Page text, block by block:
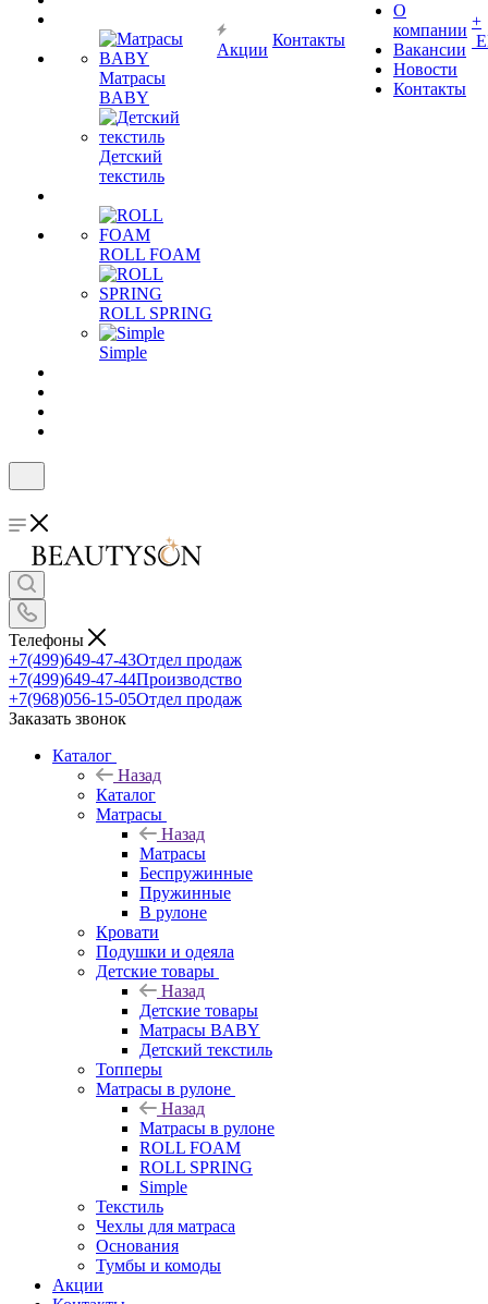
Матрасы
BABY
Детский
текстиль
ROLL FOAM
ROLL SPRING
Simple
Акции
Контакты
О
компании
Вакансии
Новости
Контакты
+
Телефоны
+7(499)649-47-43Отдел продаж
+7(499)649-47-44Производство
+7(968)056-15-05Отдел продаж
Заказать звонок
Каталог
Назад
Каталог
Матрасы
Назад
Матрасы
Беспружинные
Пружинные
В рулоне
Кровати
Подушки и одеяла
Детские товары
Назад
Детские товары
Матрасы BABY
Детский текстиль
Топперы
Матрасы в рулоне
Назад
Матрасы в рулоне
ROLL FOAM
ROLL SPRING
Simple
Текстиль
Чехлы для матраса
Основания
Тумбы и комоды
Акции